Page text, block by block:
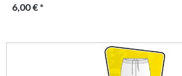
6,00 € *